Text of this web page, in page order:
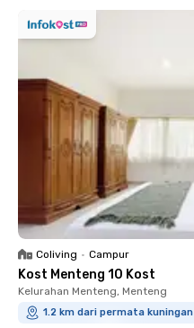
Coliving • Campur
Kost Menteng 10 Kost
Kelurahan Menteng, Menteng
1.2 km dari permata kuningan